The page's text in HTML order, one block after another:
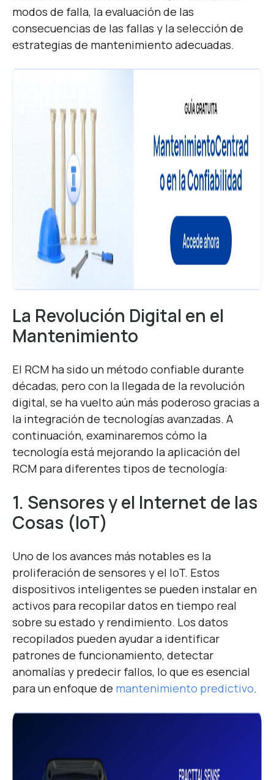
modos de falla, la evaluación de las
consecuencias de las fallas y la selección de
estrategias de mantenimiento adecuadas.
La Revolución Digital en el
Mantenimiento
El RCM ha sido un método confiable durante
décadas, pero con la llegada de la revolución
digital, se ha vuelto aún más poderoso gracias a
la integración de tecnologías avanzadas. A
continuación, examinaremos cómo la
tecnología está mejorando la aplicación del
RCM para diferentes tipos de tecnología:
1. Sensores y el Internet de las
Cosas (IoT)
Uno de los avances más notables es la
proliferación de sensores y el IoT. Estos
dispositivos inteligentes se pueden instalar en
activos para recopilar datos en tiempo real
sobre su estado y rendimiento. Los datos
recopilados pueden ayudar a identificar
patrones de funcionamiento, detectar
anomalías y predecir fallos, lo que es esencial
para un enfoque de mantenimiento predictivo.